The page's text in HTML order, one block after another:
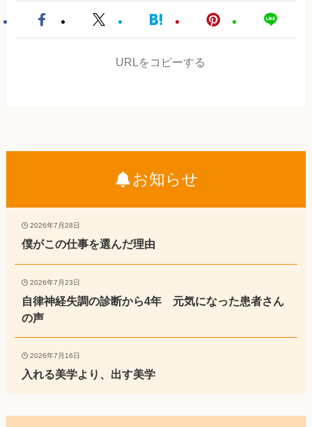
URLをコピーする
お知らせ
2026年7月28日
僕がこの仕事を選んだ理由
2026年7月23日
自律神経失調の診断から4年 元気になった患者さん
の声
2026年7月16日
入れる美学より、出す美学